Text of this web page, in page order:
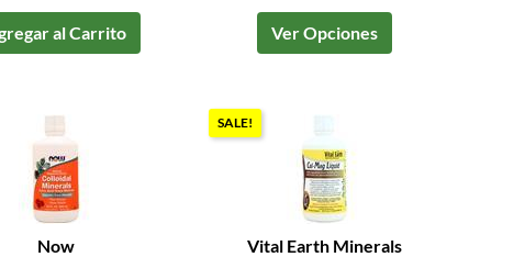
al Carrito Ver Opciones
Now
SALE!
Vital Earth Minerals